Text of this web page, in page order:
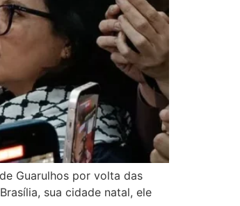
Guarulhos por volta das
sua cidade natal, ele